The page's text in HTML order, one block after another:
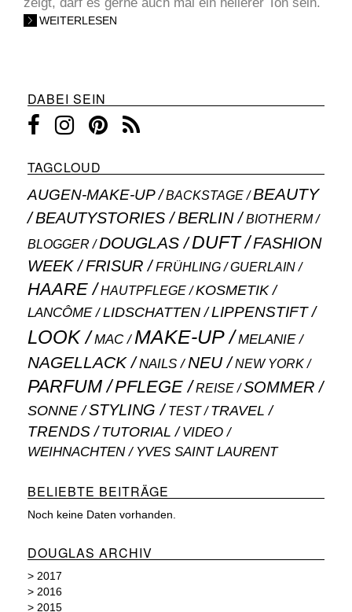
WEITERLESEN
DABEI SEIN
TAGCLOUD
AUGEN-MAKE-UP BACKSTAGE BEAUTY
BEAUTYSTORIES BERLIN
BIOTHERM
BLOGGER
DOUGLAS DUFT
FASHION
WEEK
FRISUR FRÜHLING GUERLAIN
HAARE HAUTPFLEGE
KOSMETIK
LANCÔME
LIDSCHATTEN LIPPENSTIFT
LOOK MAC MAKE-UP MELANIE
NAGELLACK NAILS NEU NEW YORK
PARFUM PFLEGE REISE SOMMER
SONNE STYLING TEST TRAVEL
TRENDS TUTORIAL VIDEO
WEIHNACHTEN YVES SAINT LAURENT
BELIEBTE BEITRÄGE
Noch keine Daten vorhanden.
DOUGLAS ARCHIV
> 2017
> 2016
> 2015